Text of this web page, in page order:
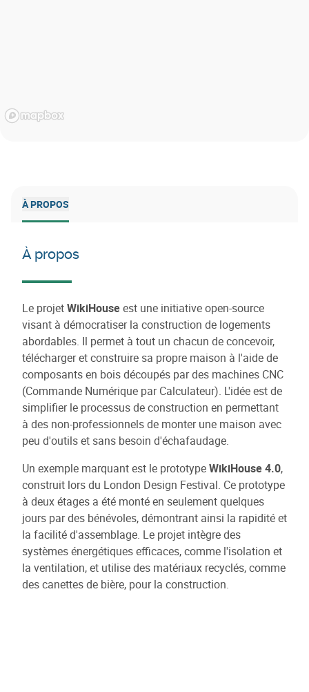
À PROPOS
À propos
Le projetWikiHouseest une initiative open-source
visant à démocratiser la construction de logements
abordables. Il permet à tout un chacun de concevoir,
télécharger et construire sa propre maison à l'aide de
composants en bois découpés par des machines CNC
(Commande Numérique par Calculateur). L'idée est de
simplifier le processus de construction en permettant
à des non-professionnels de monter une maison avec
peu d'outils et sans besoin d'échafaudage.
Un exemple marquant est le prototypeWikiHouse 4.0,
construit lors du London Design Festival. Ce prototype
à deux étages a été monté en seulement quelques
jours par des bénévoles, démontrant ainsi la rapidité et
la facilité d'assemblage. Le projet intègre des
systèmes énergétiques efficaces, comme l'isolation et
la ventilation, et utilise des matériaux recyclés, comme
des canettes de bière, pour la construction.